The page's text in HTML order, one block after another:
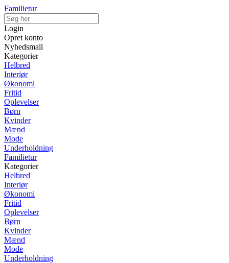
Familietur
Login
Opret konto
Nyhedsmail
Kategorier
Helbred
Interiør
Økonomi
Fritid
Oplevelser
Børn
Kvinder
Mænd
Mode
Underholdning
Familietur
Kategorier
Helbred
Interiør
Økonomi
Fritid
Oplevelser
Børn
Kvinder
Mænd
Mode
Underholdning